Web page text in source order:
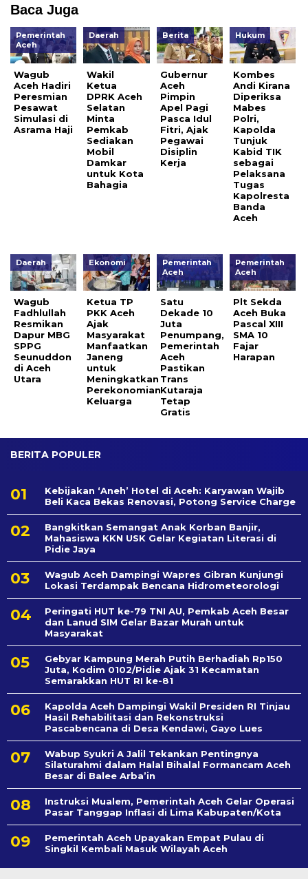
Baca Juga
Pemerintah
Aceh
Wagub
Aceh Hadiri
Peresmian
Pesawat
Simulasi di
Asrama Haji
Daerah
Wakil
Ketua
DPRK Aceh
Selatan
Minta
Pemkab
Sediakan
Mobil
Damkar
untuk Kota
Bahagia
Berita
Gubernur
Aceh
Pimpin
Apel Pagi
Pasca Idul
Fitri, Ajak
Pegawai
Disiplin
Kerja
Hukum
Kombes
Andi Kirana
Diperiksa
Mabes
Polri,
Kapolda
Tunjuk
Kabid TIK
sebagai
Pelaksana
Tugas
Kapolresta
Banda
Aceh
Daerah
Wagub
Fadhlullah
Resmikan
Dapur MBG
SPPG
Seunuddon
di Aceh
Utara
Ekonomi
Ketua TP
PKK Aceh
Ajak
Masyarakat
Manfaatkan
Janeng
untuk
Meningkatkan
Perekonomian
Keluarga
Pemerintah
Aceh
Satu
Dekade 10
Juta
Penumpang,
Pemerintah
Aceh
Pastikan
Trans
Kutaraja
Tetap
Gratis
Pemerintah
Aceh
Plt Sekda
Aceh Buka
Pascal XIII
SMA 10
Fajar
Harapan
BERITA POPULER
Kebijakan ‘Aneh’ Hotel di Aceh: Karyawan Wajib
Beli Kaca Bekas Renovasi, Potong Service Charge
Bangkitkan Semangat Anak Korban Banjir,
Mahasiswa KKN USK Gelar Kegiatan Literasi di
Pidie Jaya
Wagub Aceh Dampingi Wapres Gibran Kunjungi
Lokasi Terdampak Bencana Hidrometeorologi
Peringati HUT ke-79 TNI AU, Pemkab Aceh Besar
dan Lanud SIM Gelar Bazar Murah untuk
Masyarakat
Gebyar Kampung Merah Putih Berhadiah Rp150
Juta, Kodim 0102/Pidie Ajak 31 Kecamatan
Semarakkan HUT RI ke-81
Kapolda Aceh Dampingi Wakil Presiden RI Tinjau
Hasil Rehabilitasi dan Rekonstruksi
Pascabencana di Desa Kendawi, Gayo Lues
Wabup Syukri A Jalil Tekankan Pentingnya
Silaturahmi dalam Halal Bihalal Formancam Aceh
Besar di Balee Arba’in
Instruksi Mualem, Pemerintah Aceh Gelar Operasi
Pasar Tanggap Inflasi di Lima Kabupaten/Kota
Pemerintah Aceh Upayakan Empat Pulau di
Singkil Kembali Masuk Wilayah Aceh